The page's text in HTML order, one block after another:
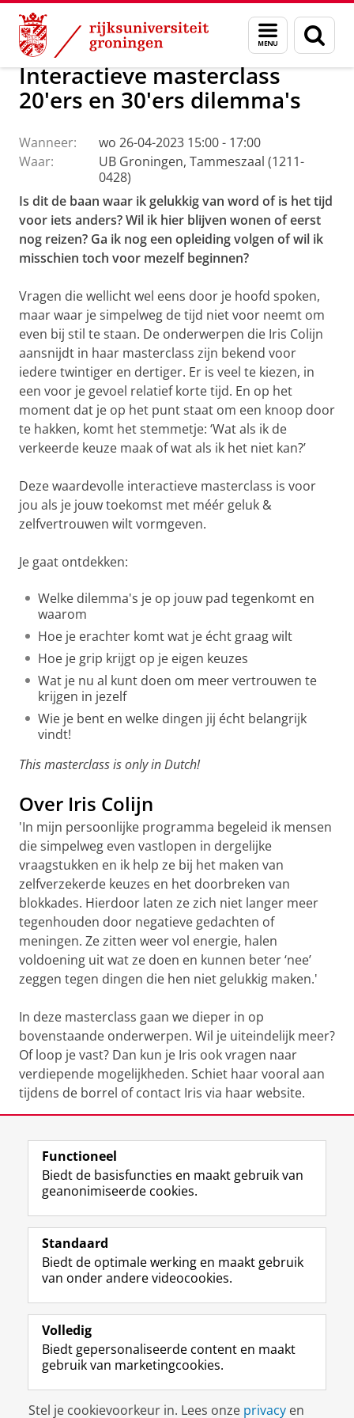
Skip
Content
Skip
Navigation
Menu
en
zoeken
Over ons Evenementen
Interactieve masterclass
20'ers en 30'ers dilemma's
Wanneer:
wo 26-04-2023 15:00 - 17:00
Waar:
UB Groningen, Tammeszaal (1211-
0428)
Is dit de baan waar ik gelukkig van word of is het tijd
voor iets anders? Wil ik hier blijven wonen of eerst
nog reizen? Ga ik nog een opleiding volgen of wil ik
misschien toch voor mezelf beginnen?
Vragen die wellicht wel eens door je hoofd spoken,
maar waar je simpelweg de tijd niet voor neemt om
even bij stil te staan. De onderwerpen die Iris Colijn
aansnijdt in haar masterclass zijn bekend voor
iedere twintiger en dertiger. Er is veel te kiezen, in
een voor je gevoel relatief korte tijd. En op het
moment dat je op het punt staat om een knoop door
te hakken, komt het stemmetje: ‘Wat als ik de
verkeerde keuze maak of wat als ik het niet kan?’
Deze waardevolle interactieve masterclass is voor
jou als je jouw toekomst met méér geluk &
zelfvertrouwen wilt vormgeven.
Je gaat ontdekken:
Welke dilemma's je op jouw pad tegenkomt en
waarom
Hoe je erachter komt wat je écht graag wilt
Hoe je grip krijgt op je eigen keuzes
Wat je nu al kunt doen om meer vertrouwen te
krijgen in jezelf
Wie je bent en welke dingen jij écht belangrijk
vindt!
This masterclass is only in Dutch!
Over Iris Colijn
'In mijn persoonlijke programma begeleid ik mensen
die simpelweg even vastlopen in dergelijke
vraagstukken en ik help ze bij het maken van
zelfverzekerde keuzes en het doorbreken van
blokkades. Hierdoor laten ze zich niet langer meer
tegenhouden door negatieve gedachten of
meningen. Ze zitten weer vol energie, halen
voldoening uit wat ze doen en kunnen beter ‘nee’
zeggen tegen dingen die hen niet gelukkig maken.'
In deze masterclass gaan we dieper in op
bovenstaande onderwerpen. Wil je uiteindelijk meer?
Of loop je vast? Dan kun je Iris ook vragen naar
verdiepende mogelijkheden. Schiet haar vooral aan
tijdens de borrel of contact Iris via haar website.
Volg de RUG
F
a
e
b
o
p
a
i
n
L
i
k
e
I
-
p
g
i
R
S
-
f
e
R
k
s
I
n
t
r
m
c
c
Y
o
T
e
k
a
a
Studiekiezers
Alumni
Over ons
Disclaimer & Copyright
Functioneel
Biedt de basisfuncties en maakt gebruik van
geanonimiseerde cookies.
Standaard
Biedt de optimale werking en maakt gebruik
van onder andere videocookies.
Volledig
Biedt gepersonaliseerde content en maakt
gebruik van marketingcookies.
Stel je cookievoorkeur in. Lees onze privacy en